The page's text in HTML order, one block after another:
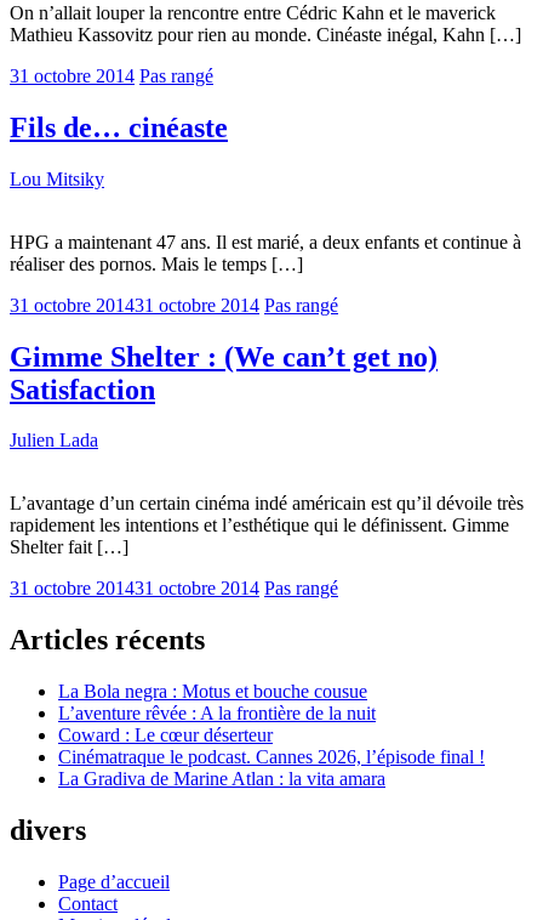
On n’allait louper la rencontre entre Cédric Kahn et le maverick
Mathieu Kassovitz pour rien au monde. Cinéaste inégal, Kahn […]
31 octobre 2014 Pas rangé
Fils de… cinéaste
Lou Mitsiky
HPG a maintenant 47 ans. Il est marié, a deux enfants et continue à
réaliser des pornos. Mais le temps […]
31 octobre 201431 octobre 2014 Pas rangé
Gimme Shelter : (We can’t get no)
Satisfaction
Julien Lada
L’avantage d’un certain cinéma indé américain est qu’il dévoile très
rapidement les intentions et l’esthétique qui le définissent. Gimme
Shelter fait […]
31 octobre 201431 octobre 2014 Pas rangé
Articles récents
La Bola negra : Motus et bouche cousue
L’aventure rêvée : A la frontière de la nuit
Coward : Le cœur déserteur
Cinématraque le podcast. Cannes 2026, l’épisode final !
La Gradiva de Marine Atlan : la vita amara
divers
Page d’accueil
Contact